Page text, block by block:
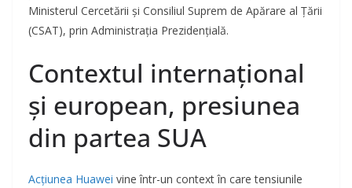
Ministerul Cercetării și Consiliul Suprem de Apărare al Țării
(CSAT), prin Administrația Prezidențială.
Contextul internațional
și european, presiunea
din partea SUA
Acțiunea Huawei vine într-un context în care tensiunile